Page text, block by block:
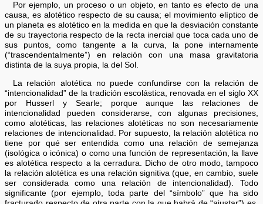
Por ejemplo, un proceso o un objeto, en tanto es efecto de una
causa, es alotético respecto de su causa; el movimiento elíptico de
un planeta es alotético en la medida en que la desviación constante
de su trayectoria respecto de la recta inercial que toca cada uno de
sus puntos, como tangente a la curva, la pone internamente
(“trascendentalmente”) en relación con una masa gravitatoria
distinta de la suya propia, la del Sol.
La relación alotética no puede confundirse con la relación de
“intencionalidad” de la tradición escolástica, renovada en el siglo XX
por Husserl y Searle; porque aunque las relaciones de
intencionalidad pueden considerarse, con algunas precisiones,
como alotéticas, las relaciones alotéticas no son necesariamente
relaciones de intencionalidad. Por supuesto, la relación alotética no
tiene por qué ser entendida como una relación de semejanza
(isológica o icónica) o como una función de representación, la llave
es alotética respecto a la cerradura. Dicho de otro modo, tampoco
la relación alotética es una relación signitiva (que, en cambio, suele
ser considerada como una relación de intencionalidad). Todo
significante (por ejemplo, toda parte del “símbolo” que ha sido